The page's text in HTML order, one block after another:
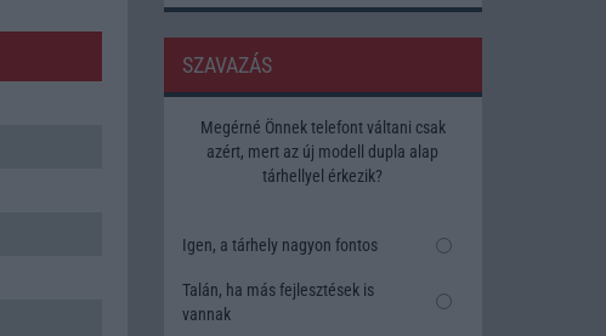
SZAVAZÁS
Megérné Önnek telefont váltani csak
azért, mert az új modell dupla alap
tárhellyel érkezik?
Igen, a tárhely nagyon fontos
Talán, ha más fejlesztések is
vannak